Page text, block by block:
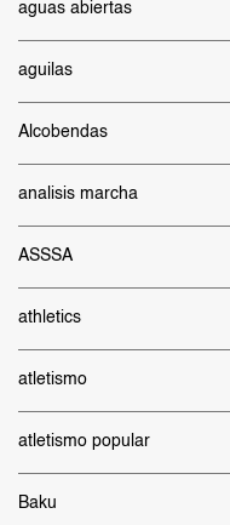
aguas abiertas
aguilas
Alcobendas
analisis marcha
ASSSA
athletics
atletismo
atletismo popular
Baku